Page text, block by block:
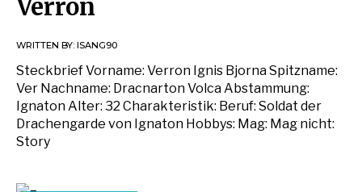
Verron
WRITTEN BY: ISANG90
Steckbrief Vorname: Verron Ignis Bjorna Spitzname:
Ver Nachname: Dracnarton Volca Abstammung:
Ignaton Alter: 32 Charakteristik: Beruf: Soldat der
Drachengarde von Ignaton Hobbys: Mag: Mag nicht:
Story